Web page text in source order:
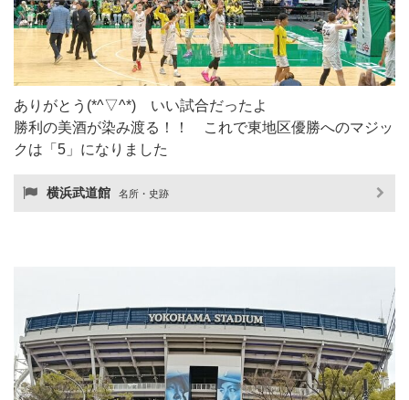
ありがとう(*^▽^*) いい試合だったよ
勝利の美酒が染み渡る！！ これで東地区優勝へのマジッ
クは「5」になりました
横浜武道館 名所・史跡